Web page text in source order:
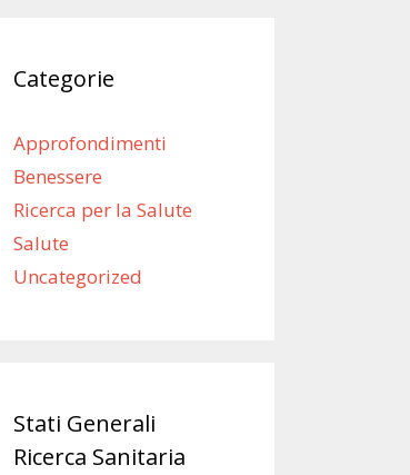
Categorie
Approfondimenti
Benessere
Ricerca per la Salute
Salute
Uncategorized
Stati Generali
Ricerca Sanitaria